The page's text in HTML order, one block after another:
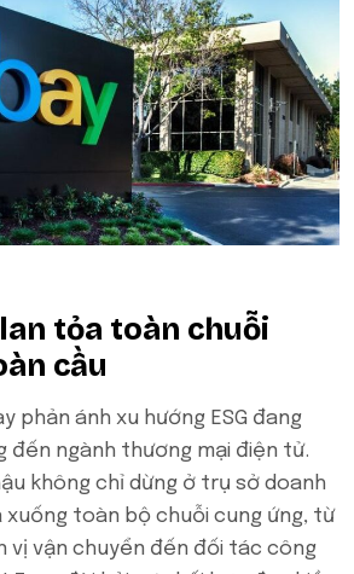
tỏa toàn chuỗi
cầu
phản ánh xu hướng ESG đang
đến ngành thương mại điện tử.
không chỉ dừng ở trụ sở doanh
xuống toàn bộ chuỗi cung ứng, từ
vị vận chuyển đến đối tác công